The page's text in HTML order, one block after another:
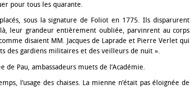
pour tous les quarante.
sous la signature de Foliot en 1775. Ils disparurent
leur grandeur entièrement oubliée, parvinrent au corps
disaient MM. Jacques de Laprade et Pierre Verlet qui
des gardiens militaires et des veilleurs de nuit ».
Pau, ambassadeurs muets de l’Académie.
l’usage des chaises. La mienne n’était pas éloignée de